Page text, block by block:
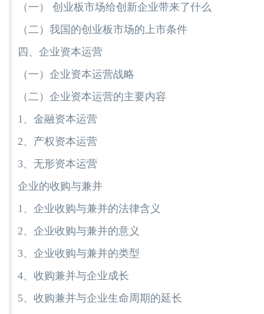
（一） 创业板市场给创新企业带来了什么
（二）我国的创业板市场的上市条件
四、企业资本运营
（一）企业资本运营战略
（二）企业资本运营的主要内容
1、金融资本运营
2、产权资本运营
3、无形资本运营
企业的收购与兼并
1、企业收购与兼并的法律含义
2、企业收购与兼并的意义
3、企业收购与兼并的类型
4、收购兼并与企业成长
5、收购兼并与企业生命周期的延长